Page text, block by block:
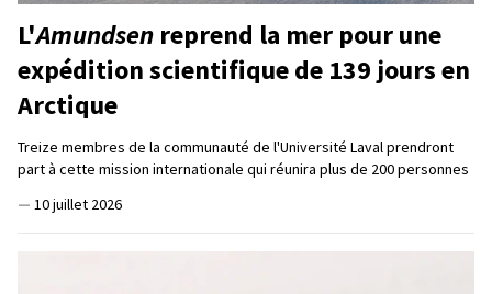
L'Amundsen reprend la mer pour une
expédition scientifique de 139 jours en
Arctique
Treize membres de la communauté de l'Université Laval prendront
part à cette mission internationale qui réunira plus de 200 personnes
— 10 juillet 2026